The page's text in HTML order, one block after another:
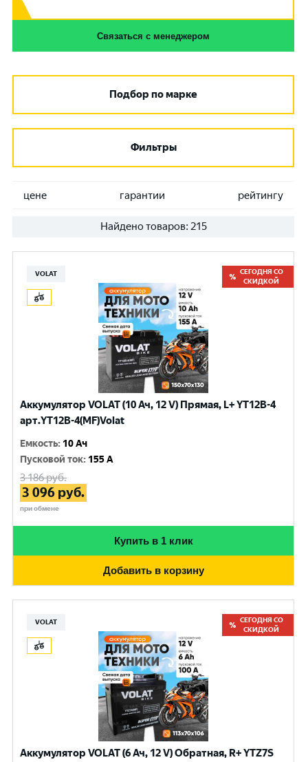
Связаться с менеджером
Подбор по марке
Фильтры
цене гарантии рейтингу
Найдено товаров: 215
VOLAT
СЕГОДНЯ СО
СКИДКОЙ
Аккумулятор VOLAT (10 Ач, 12 V) Прямая, L+ YT12B-4
арт.YT12B-4(MF)Volat
Емкость: 10 Ач
Пусковой ток: 155 A
3 186руб.
3 096 руб.
при обмене
Купить в 1 клик
Добавить в корзину
VOLAT
СЕГОДНЯ СО
СКИДКОЙ
Аккумулятор VOLAT (6 Ач, 12 V) Обратная, R+ YTZ7S